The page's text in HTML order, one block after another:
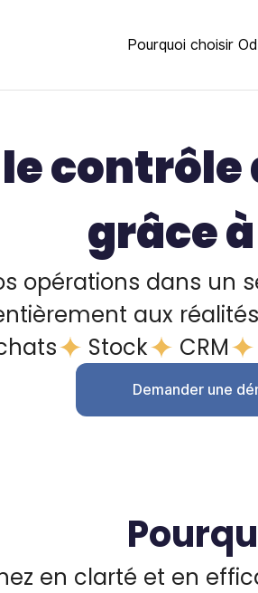
Pourquoi choisir
le
grâce
opérations dans un
aux
Stock CRM
Demander une
en clarté et en